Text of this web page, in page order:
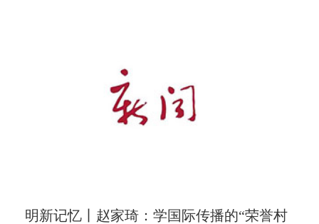
明新记忆丨赵家琦：学国际传播的“荣誉村